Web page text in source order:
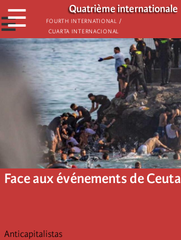
Aller
au
contenu
principal
Quatrième internationale
Fourth International /
Cuarta Internacional
☰
☰
Face aux événements de Ceuta
Anticapitalistas